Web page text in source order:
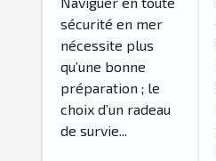
pour votre
équipage ?
sécurité en mer
nécessite plus
qu’une bonne
préparation ; le
choix d’un radeau
de survie...